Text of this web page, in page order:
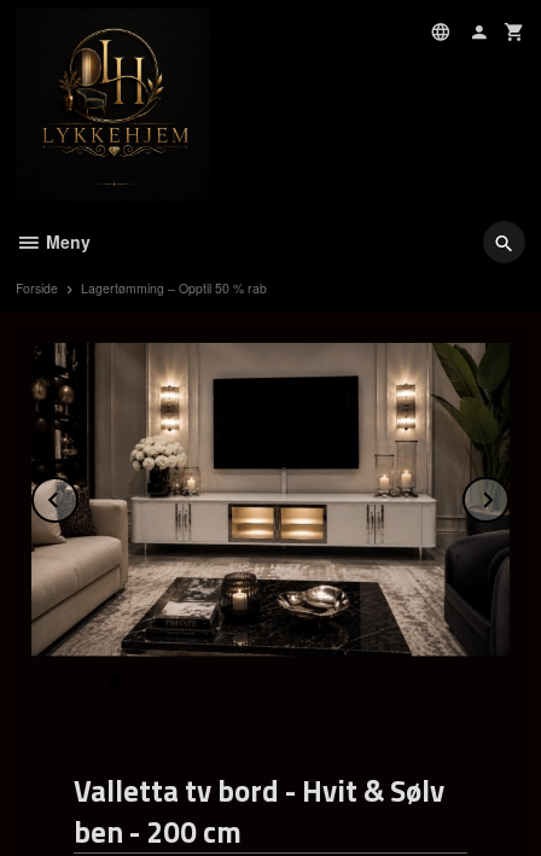
Meny
Forside Lagertømming – Opptil 50 % rab
Prev
Valletta tv bord - Hvit & Sølv
ben - 200 cm